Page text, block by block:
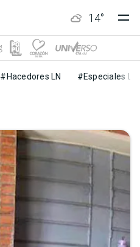
14°
#Hacedores LN #Especiales LN